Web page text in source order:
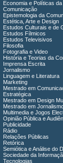
Economia e Políticas da
Comunicação
Epistemologia da
Estética, Arte e Design
Estudos Culturais e de
Estudos Fílmicos
Estudos Televisivos
Filosofia
Fotografia e Video
História e Teorias da
Imprensa Escrita
Jornalismo
Linguagem e Literatura
Marketing
Mestrado em
Estratégica
Mestrado em Design
Mestrado em
Multimedia e Jogos
Opinião Pública e
Publicidade
Rádio
Relações Públicas
Retórica
Semiótica e Análise do
Sociedade da
Tecnologias